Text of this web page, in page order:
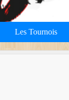
Les Tournois